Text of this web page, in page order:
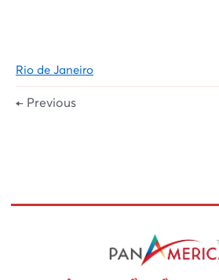
Rio de Janeiro
← Previous